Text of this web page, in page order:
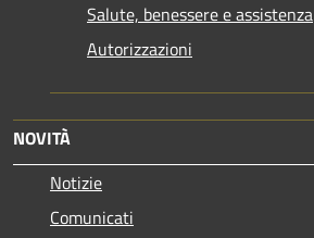
Salute, benessere e assistenza
Autorizzazioni
NOVITÀ
Notizie
Comunicati